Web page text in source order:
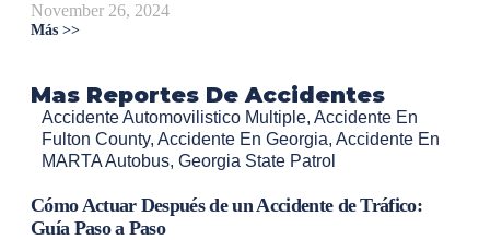
November 26, 2024
Más >>
Mas Reportes De Accidentes
Accidente Automovilistico Multiple, Accidente En
Fulton County, Accidente En Georgia, Accidente En
MARTA Autobus, Georgia State Patrol
Cómo Actuar Después de un Accidente de Tráfico:
Guía Paso a Paso